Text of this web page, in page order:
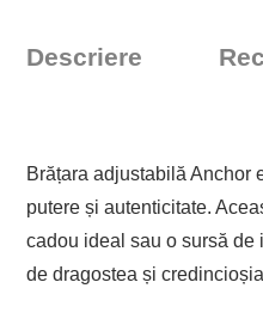
Descriere
Brățara adjustabilă Anchor
putere și autenticitate.
cadou ideal sau o sursă de
de dragostea și